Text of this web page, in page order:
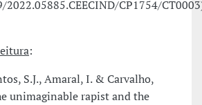
2022.05885.CEECIND/CP1754/
:
S.J., Amaral, I. & Carvalho,
unimaginable rapist and the